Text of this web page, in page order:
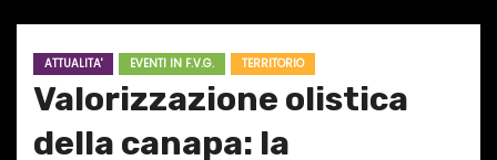
ATTUALITA' EVENTI IN F.V.G. TERRITORIO
Valorizzazione olistica
della canapa: la